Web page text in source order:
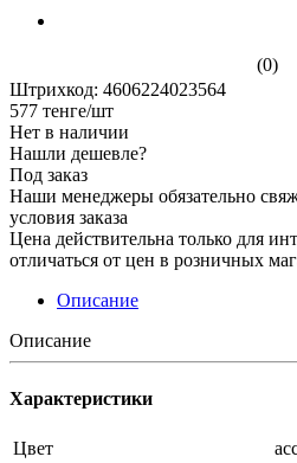
(0)
Штрихкод: 4606224023564
577 тенге/шт
Нет в наличии
Нашли дешевле?
Под заказ
Наши менеджеры обязательно
условия заказа
Цена действительна только для
отличаться от цен в розничных
Описание
Описание
Характеристики
Цвет